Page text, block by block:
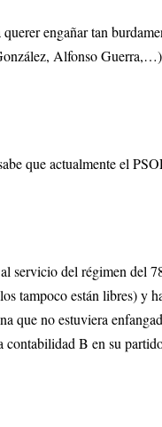
engañar tan
Alfonso
que actualmente el
servicio del régimen del
tampoco están libres) y
que no estuviera
B en su